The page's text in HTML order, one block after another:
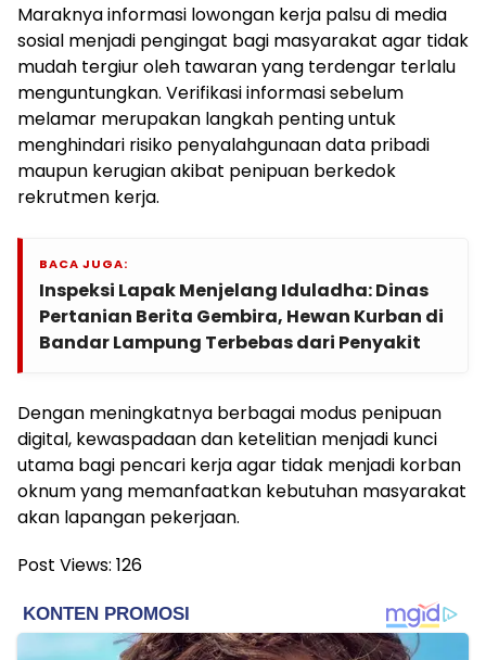
Maraknya informasi lowongan kerja palsu di media
sosial menjadi pengingat bagi masyarakat agar tidak
mudah tergiur oleh tawaran yang terdengar terlalu
menguntungkan. Verifikasi informasi sebelum
melamar merupakan langkah penting untuk
menghindari risiko penyalahgunaan data pribadi
maupun kerugian akibat penipuan berkedok
rekrutmen kerja.
BACA JUGA:
Inspeksi Lapak Menjelang Iduladha: Dinas
Pertanian Berita Gembira, Hewan Kurban di
Bandar Lampung Terbebas dari Penyakit
Dengan meningkatnya berbagai modus penipuan
digital, kewaspadaan dan ketelitian menjadi kunci
utama bagi pencari kerja agar tidak menjadi korban
oknum yang memanfaatkan kebutuhan masyarakat
akan lapangan pekerjaan.
Post Views: 126